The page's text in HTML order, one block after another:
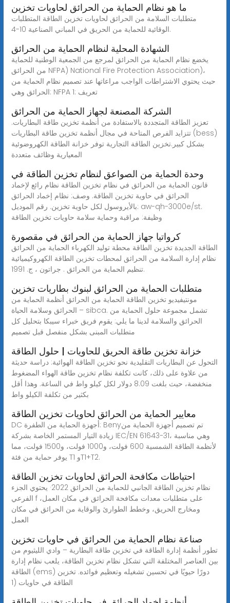
ما هو نظام الحماية من الحرائق لحاويات تخزين
متطلبات السلامة من الحرائق لحاويات تخزين الطاقة المتطلبات
الوقائية للحماية من الحريق في المباني الصناعية 10-4.
الشهادة المحلية لنظام الحماية من الحرائق
يخضع نظام الحماية من الحرائق لمرجع من الجمعية الوطنية للحماية
من الحرائق NFPA) National Fire Protection Association)،
حيث يحتوي الاشتراطات الواجب مراعاتها عند تصميم نظام الحماية من
الحرائق وهي: NFPA 1: تعريف
الشركة المصنعة لجهاز الحماية من الحرائق
تعزيز الطاقة المتجددة بالاستفادة من أنظمة تخزين طاقة البطاريات.
تتزايد الفرص المتاحة في مجال أنظمة تخزين طاقة البطاريات (bess)
بشكل كبير.تخزين الطاقة التجارية توفر خزانة الطاقة الكهروضوئية
المعيارية وظائف متعددة
وحدة الحماية من الصواعق لنظام تخزين الطاقة في
قانون الحماية من الحرائق في نظام تخزين الطاقة نظام رائع لإخماد
الحرائق في حاوية تخزين الطاقة. وصف: نظام إخماد الحرائق
بالأيروسول لكل حاوية تخزين. رقم الموديل: aw-qh-3000e/st.
وظيفة: مراقبة وحماية سلامة حاويات تخزين الطاقة
كرواتيا جهاز الحماية من الحرائق في مقصورة
الطاقة الجديدة تخزين الطاقة محطة توليد الكهرباء الحماية من الحرائق
نظام إدارة السلامة من الحرائق لمحطات تخزين الطاقة الكهروكيميائية
تنظيم الحماية من الحرائق . جراتون ، ج. 1991.
متطلبات الحماية من الحرائق لبنوك بطاريات تخزين
مونتيفيديو تخزين الطاقة الحماية من الحرائق أنظمة الحماية من
الحرائق وسلامة الحياة – sibca. تشمل مجموعة حلول الحماية من
الحرائق والسلامة لدينا ما يلي: يقوم فريق خبراء سيبكا بتحليل كل
متطلبات المبنى بشكل منفصل قبل تصميم
خزانة تخزين طاقة الحريق للحاويات | حلول الطاقة
التحول عن البطاريات التقليدية نحو تخزين الطاقة الهوائية: دراسة حديثة
من علاوة على ذلك، كانت تكلفة نظام تخزين طاقة الهواء المضغوط
منخفضة، حيث بلغت 8.09 دولار لكل كيلو واط في الساعة. وهذا أقل
بكثير من تكلفة الكيلو واط
معايير الحماية من الحرائق لحاويات تخزين الطاقة
DC أجهزة الحماية من الطفرة: Benyتم تصميم أجهزة الحماية من
زيادة التيار المستمر الخاصة بشركة IEC/EN 61643-31، وهي مناسبة
لأنظمة الطاقة الشمسية 600 فولت، و1000 فولت، و1500 فولت، مما
يوفر حماية من فئة T1 وT1+T2.
احتياطات مكافحة الحرائق لحاويات تخزين الطاقة
نظام تخزين الطاقة الجانبي للحماية من الحرائق 2022· يحتوي الجزء
الفرعي f على متطلبات معدات مكافحة الحرائق في مكان العمل،
ومخارج الحريق، وخطط الطوارئ والوقاية من الحرائق في مكان
العمل
صناعة نظام الحماية من الحرائق في حاويات تخزين
تطور أنظمة إدارة الطاقة في تخزين طاقة البطارية – وادي الليثيوم من
بين العناصر المختلفة التي تشكل نظام تخزين الطاقة، يلعب نظام إدارة
الطاقة (ems) دورًا حيويًا في تحسين تشغيله وتعظيم فوائده. تخزين
الطاقة في حاويات (1